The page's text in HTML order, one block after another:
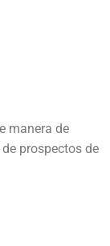
manera de
prospectos de